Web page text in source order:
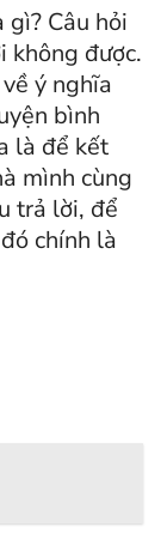
gì? Câu hỏi
không được.
ý nghĩa
bình
là để kết
mình cùng
trả lời, để
chính là